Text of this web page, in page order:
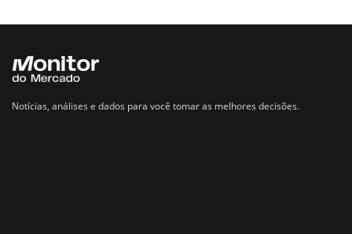
Notícias, análises e dados para você tomar as melhores decisões.